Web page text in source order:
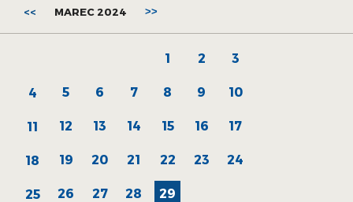
<< MAREC 2024 >>
1 2 3
4 5 6 7 8 9 10
11 12 13 14 15 16 17
18 19 20 21 22 23 24
25 26 27 28 29